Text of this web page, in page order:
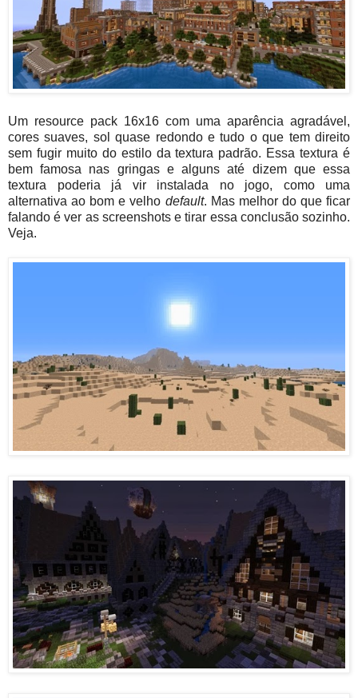
Um resource pack 16x16 com uma aparência agradável,
cores suaves, sol quase redondo e tudo o que tem direito
sem fugir muito do estilo da textura padrão. Essa textura é
bem famosa nas gringas e alguns até dizem que essa
textura poderia já vir instalada no jogo, como uma
alternativa ao bom e velho default. Mas melhor do que ficar
falando é ver as screenshots e tirar essa conclusão sozinho.
Veja.